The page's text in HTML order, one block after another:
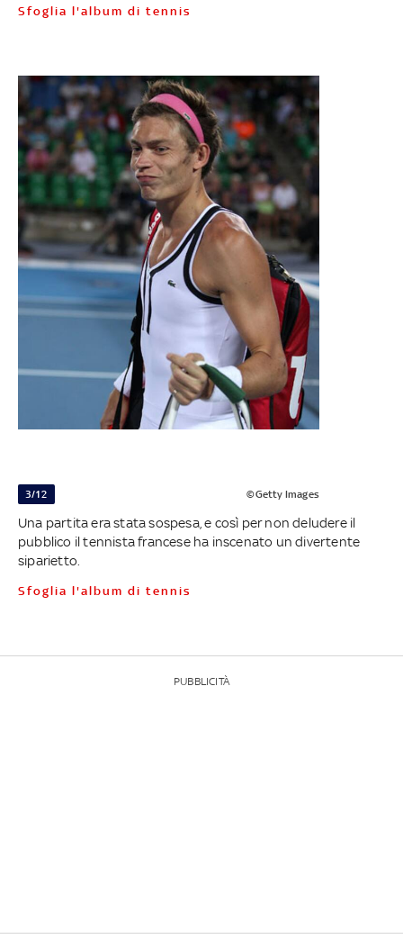
Sfoglia l'album di tennis
3/12 ©Getty Images
Una partita era stata sospesa, e così per non deludere il
pubblico il tennista francese ha inscenato un divertente
siparietto.
Sfoglia l'album di tennis
PUBBLICITÀ